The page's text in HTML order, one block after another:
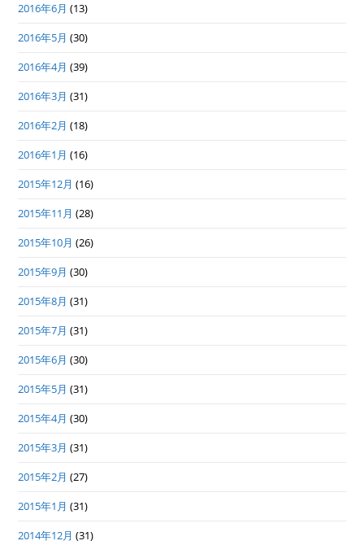
2016年6月 (13)
2016年5月 (30)
2016年4月 (39)
2016年3月 (31)
2016年2月 (18)
2016年1月 (16)
2015年12月 (16)
2015年11月 (28)
2015年10月 (26)
2015年9月 (30)
2015年8月 (31)
2015年7月 (31)
2015年6月 (30)
2015年5月 (31)
2015年4月 (30)
2015年3月 (31)
2015年2月 (27)
2015年1月 (31)
2014年12月 (31)